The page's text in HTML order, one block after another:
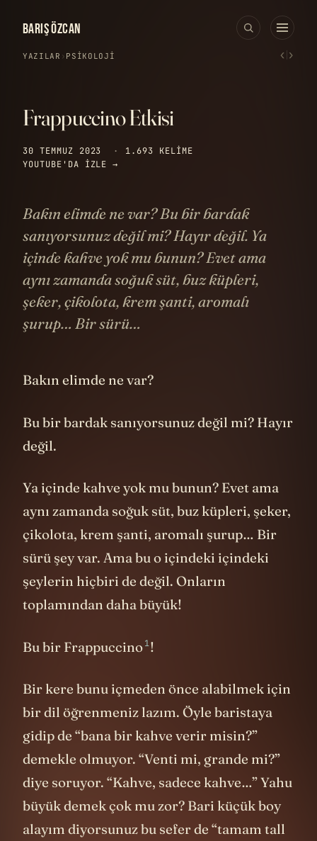
BARIŞ ÖZCAN
YAZILAR › PSIKOLOJI ‹ ›
Frappuccino Etkisi
30 TEMMUZ 2023 ·
1.693 KELIME
YOUTUBE'DA IZLE →
Bakın elimde ne var? Bu bir bardak
sanıyorsunuz değil mi? Hayır değil. Ya
içinde kahve yok mu bunun? Evet ama
aynı zamanda soğuk süt, buz küpleri,
şeker, çikolota, krem şanti, aromalı
şurup… Bir sürü…
Bakın elimde ne var?
Bu bir bardak sanıyorsunuz değil mi? Hayır
değil.
Ya içinde kahve yok mu bunun? Evet ama
aynı zamanda soğuk süt, buz küpleri, şeker,
çikolota, krem şanti, aromalı şurup… Bir
sürü şey var. Ama bu o içindeki içindeki
şeylerin hiçbiri de değil. Onların
toplamından daha büyük!
Bu bir Frappuccino1!
Bir kere bunu içmeden önce alabilmek için
bir dil öğrenmeniz lazım. Öyle baristaya
gidip de “bana bir kahve verir misin?”
demekle olmuyor. “Venti mi, grande mi?”
diye soruyor. “Kahve, sadece kahve…” Yahu
büyük demek çok mu zor? Bari küçük boy
alayım diyorsunuz bu sefer de “tamam tall